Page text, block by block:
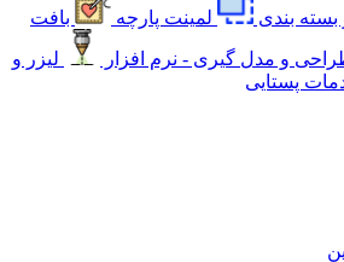
بندی
لمینت پارچه
بافت
و مدل گیری - نرم افزار
لیزر و
پستایی